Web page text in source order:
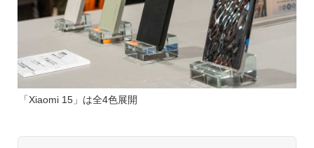
「Xiaomi 15」は全4色展開